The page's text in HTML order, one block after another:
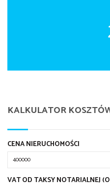
KALKULATOR
CENA NIERUCHOMOŚCI
VAT OD TAKSY NOTARIALNEJ